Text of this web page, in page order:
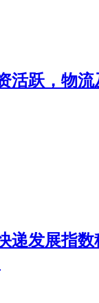
跃，物
发展指